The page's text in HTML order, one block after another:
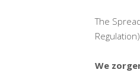
The
We